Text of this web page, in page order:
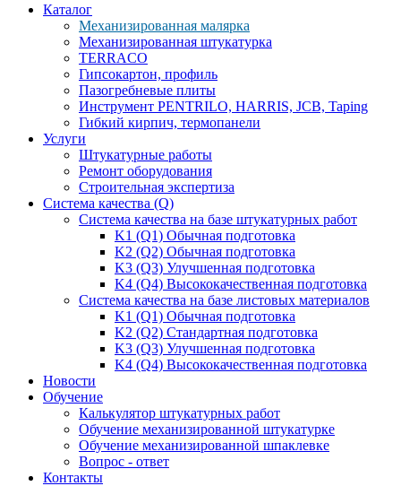
Каталог
Механизированная малярка
Механизированная штукатурка
TERRACO
Гипсокартон, профиль
Пазогребневые плиты
Инструмент PENTRILO, HARRIS, JCB, Taping
Гибкий кирпич, термопанели
Услуги
Штукатурные работы
Ремонт оборудования
Строительная экспертиза
Система качества (Q)
Система качества на базе штукатурных работ
K1 (Q1) Обычная подготовка
K2 (Q2) Обычная подготовка
K3 (Q3) Улучшенная подготовка
K4 (Q4) Высококачественная подготовка
Система качества на базе листовых материалов
K1 (Q1) Обычная подготовка
K2 (Q2) Стандартная подготовка
K3 (Q3) Улучшенная подготовка
K4 (Q4) Высококачественная подготовка
Новости
Обучение
Калькулятор штукатурных работ
Обучение механизированной штукатурке
Обучение механизированной шпаклевке
Вопрос - ответ
Контакты